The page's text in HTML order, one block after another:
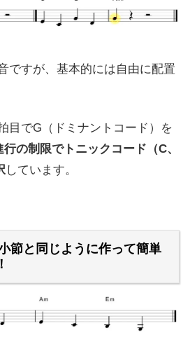
ですが、基本的には自由に配置
でG（ドミナントコード）を
行の制限でトニックコード（C、
しています。
節と同じように作って簡単